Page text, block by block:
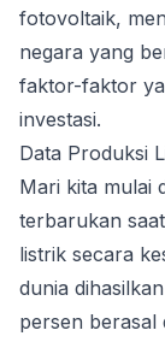
fotovoltaik,
negara yang
faktor-faktor
investasi.
Data Produksi
Mari kita mulai
terbarukan
listrik secara
dunia
persen berasal